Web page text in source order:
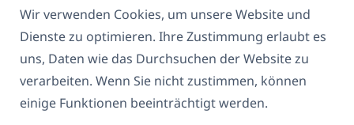
Wir verwenden Cookies, um unsere Website und
Dienste zu optimieren. Ihre Zustimmung erlaubt es
uns, Daten wie das Durchsuchen der Website zu
verarbeiten. Wenn Sie nicht zustimmen, können
einige Funktionen beeinträchtigt werden.
Über WPML
DSGVO & Datenschutzrichtlinie
Unserem Team beitreten(öffnet
in
(öffnet